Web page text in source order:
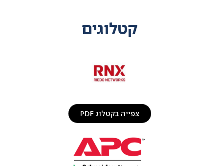
קטלוגים
צפייה בקטלוג PDF